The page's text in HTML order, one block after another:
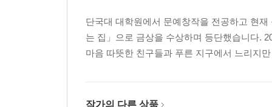
『별일 없는 수요일』
『세 번째 소원』
단국대 대학원에서 문예창작을 전공하고 현
는 집」으로 금상을 수상하며 등단했습니다.
마음 따뜻한 친구들과 푸른 지구에서 느리지
작가의 다른 상품